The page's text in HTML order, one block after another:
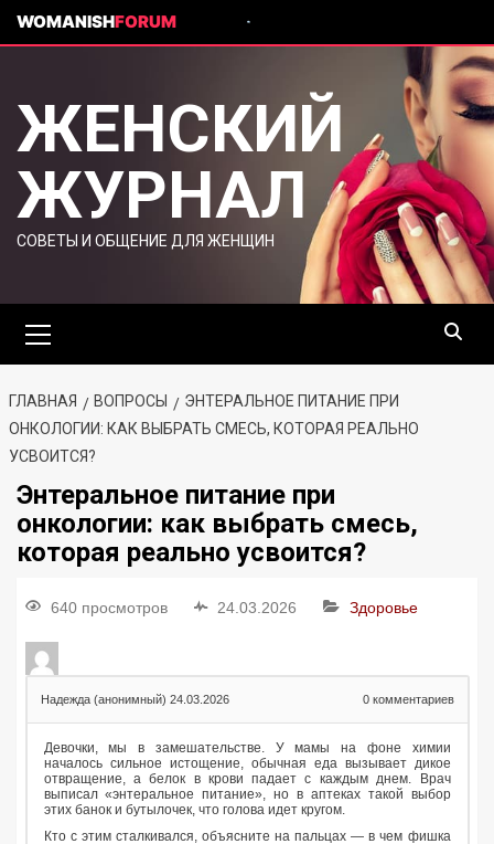
WOMANISHFORUM
ЖЕНСКИЙ
ЖУРНАЛ
СОВЕТЫ И ОБЩЕНИЕ ДЛЯ ЖЕНЩИН
ГЛАВНАЯ ВОПРОСЫ
ЭНТЕРАЛЬНОЕ ПИТАНИЕ ПРИ
ОНКОЛОГИИ: КАК ВЫБРАТЬ СМЕСЬ, КОТОРАЯ РЕАЛЬНО
УСВОИТСЯ?
Энтеральное питание при
онкологии: как выбрать смесь,
которая реально усвоится?
640 просмотров 24.03.2026 Здоровье
Надежда (анонимный) 24.03.2026 0комментариев
Девочки, мы в замешательстве. У мамы на фоне химии
началось сильное истощение, обычная еда вызывает дикое
отвращение, а белок в крови падает с каждым днем. Врач
выписал «энтеральное питание», но в аптеках такой выбор
этих банок и бутылочек, что голова идет кругом.
Кто с этим сталкивался, объясните на пальцах — в чем фишка